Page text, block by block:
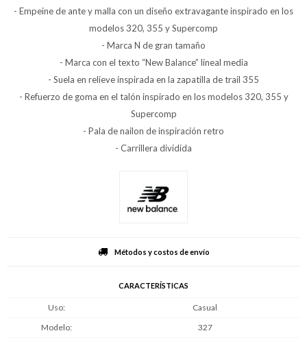
- Empeine de ante y malla con un diseño extravagante inspirado en los
modelos 320, 355 y Supercomp
- Marca N de gran tamaño
- Marca con el texto “New Balance” lineal media
- Suela en relieve inspirada en la zapatilla de trail 355
- Refuerzo de goma en el talón inspirado en los modelos 320, 355 y
Supercomp
- Pala de nailon de inspiración retro
- Carrillera dividida
Métodos y costos de envío
CARACTERÍSTICAS
Uso
Casual
Modelo
327